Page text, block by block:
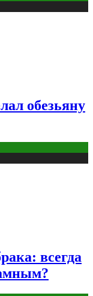
обезьяну
всегда